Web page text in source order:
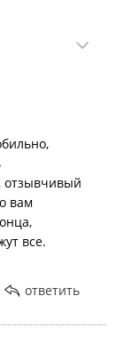
отзывчивый
вам
все.
ответить